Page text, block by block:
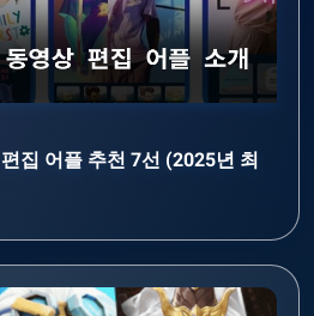
집 어플 추천 7선 (2025년 최